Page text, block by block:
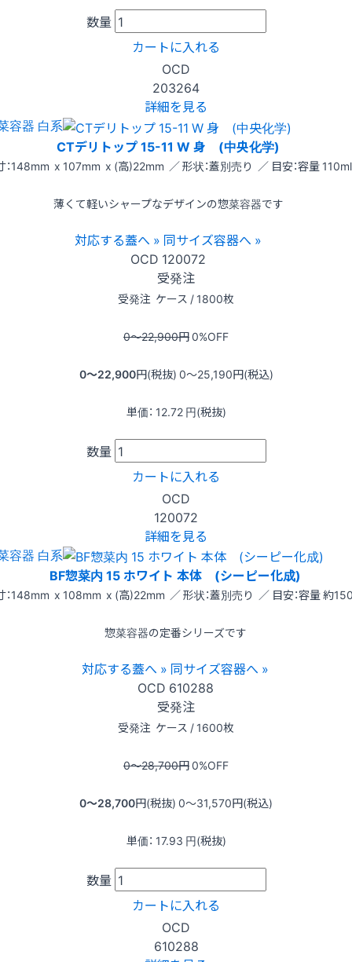
数量
カートに入れる
OCD
203264
詳細を見る
容器 白系
CTデリトップ 15-11 W 身 (中央化学)
：148mm x 107mm x (高)22mm ／ 形状：蓋別売り ／ 目安：容量 110ml
薄くて軽いシャープなデザインの惣菜容器です
対応する蓋へ » 同サイズ容器へ »
OCD 120072
受発注
受発注 ケース / 1800枚
0〜22,900円0%OFF
0〜22,900円(税抜) 0〜25,190円(税込)
単価： 12.72 円(税抜)
数量
カートに入れる
OCD
120072
詳細を見る
容器 白系
BF惣菜内 15 ホワイト 本体 (シーピー化成)
：148mm x 108mm x (高)22mm ／ 形状：蓋別売り ／ 目安：容量 約
惣菜容器の定番シリーズです
対応する蓋へ » 同サイズ容器へ »
OCD 610288
受発注
受発注 ケース / 1600枚
0〜28,700円0%OFF
0〜28,700円(税抜) 0〜31,570円(税込)
単価： 17.93 円(税抜)
数量
カートに入れる
OCD
610288